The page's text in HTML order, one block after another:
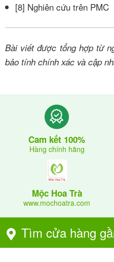
[8] Nghiên cứu trên PMC
Bài viết được tổng hợp từ
bảo tính chính xác và cập
Cam kết 100%
Hàng chính hãng
Mộc Hoa Trà
www.mochoatra.com
Tìm cửa hàng